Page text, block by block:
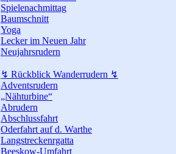
Spielenachmittag
Baumschnitt
Yoga
Lecker im Neuen Jahr
Neujahrsrudern
↯ Rückblick Wanderrudern ↯
Adventsrudern
„Nähturbine“
Abrudern
Abschlussfahrt
Oderfahrt auf d. Warthe
Langstreckenrgatta
Beeskow-Umfahrt